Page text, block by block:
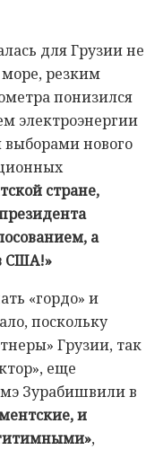
для Грузии не
резким
понизился
электроэнергии
нового
стране,
а
США!»
«гордо» и
поскольку
Грузии, так
еще
Зурабишвили в
и
,